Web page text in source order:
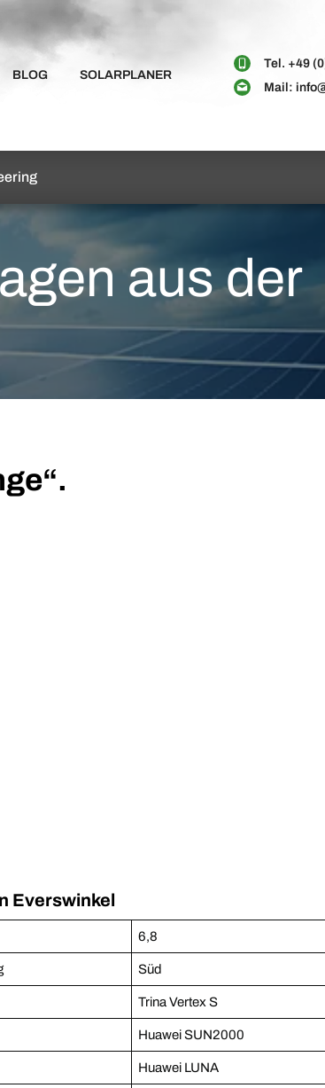
BLOG SOLARPLANER
Tel. +49
Mail:
aus der
Everswinkel
6,8
Süd
Trina Vertex S
Huawei SUN2000
Huawei LUNA